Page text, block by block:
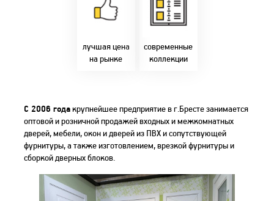
лучшая цена
на рынке
фабрики!
Предлагаем только
лучшие цены в
современные
коллекции
самыми
современным
стилями и
C 2006 годакрупнейшее предприятие в г.Бресте занимается
оптовой и розничной продажей входных и межкомнатных
дверей, мебели, окон и дверей из ПВХ и сопутствующей
фурнитуры, а также изготовлением, врезкой фурнитуры и
сборкой дверных блоков.